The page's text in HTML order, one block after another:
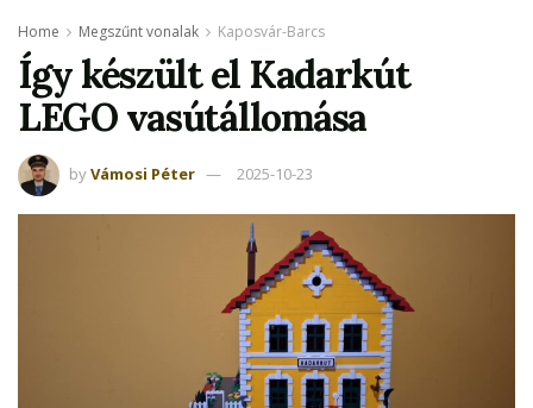
Home Megszűnt vonalak Kaposvár-Barcs
Így készült el Kadarkút
LEGO vasútállomása
byVámosi Péter 2025-10-23